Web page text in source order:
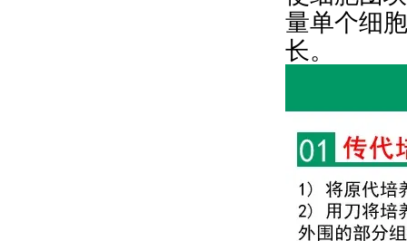
量单个细
长。